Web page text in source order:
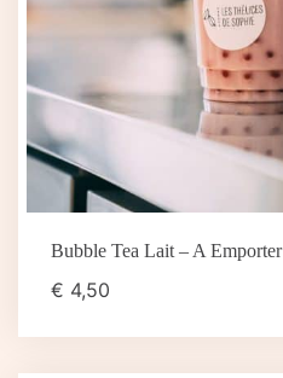
Bubble Tea Lait – A Emporter
€ 4,50